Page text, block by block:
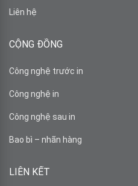
Liên hệ
CỘNG ĐỒNG
Công nghệ trước in
Công nghệ in
Công nghệ sau in
Bao bì – nhãn hàng
LIÊN KẾT